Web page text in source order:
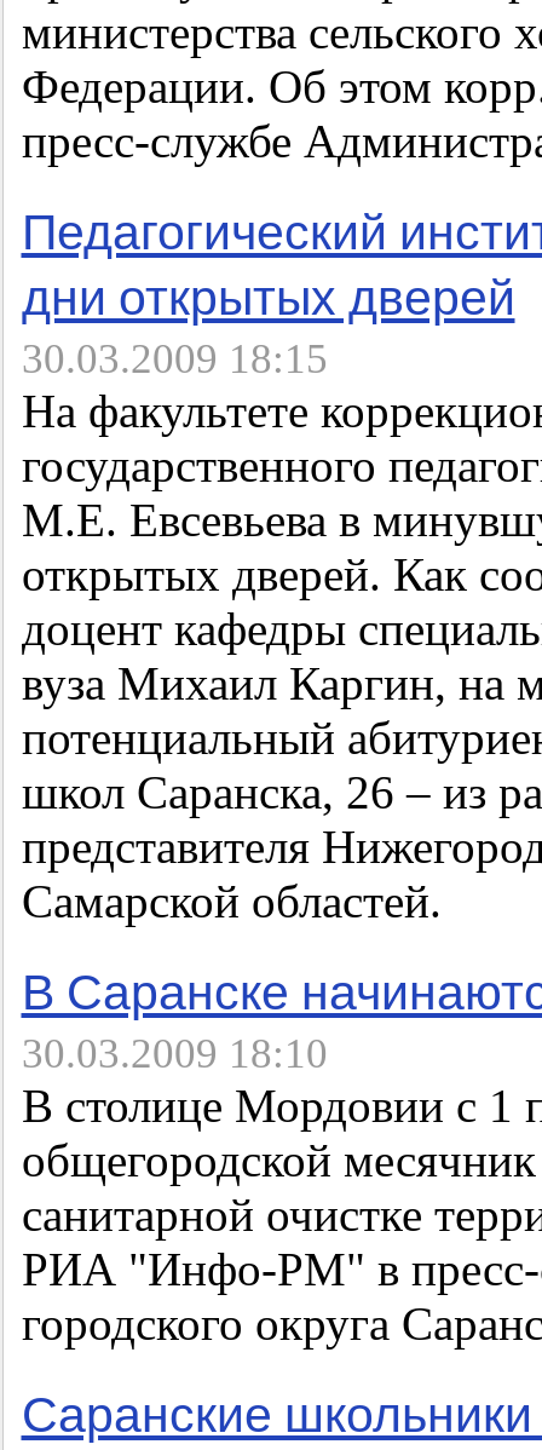
министерства сельского
Федерации. Об этом
пресс-службе
Педагогический
дни открытых дверей
30.03.2009 18:15
На факультете
государственного
М.Е. Евсевьева в
открытых дверей. Как
доцент кафедры
вуза Михаил Каргин, на
потенциальный
школ Саранска, 26 – из
представителя
Самарской областей.
В Саранске
30.03.2009 18:10
В столице Мордовии с 1
общегородской
санитарной очистке
РИА "Инфо-РМ" в пресс-
городского округа
Саранские